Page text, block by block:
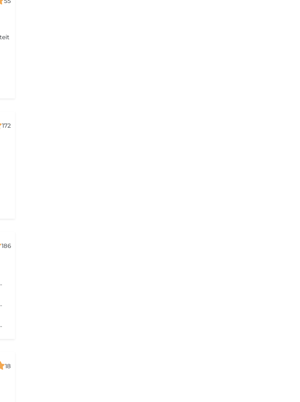
172
186
VOOR SPECIFIEKE KAPPER!
VOOR SPECIFIEKE KAPPER!
VOOR SPECIFIEKE KAPPER!
18